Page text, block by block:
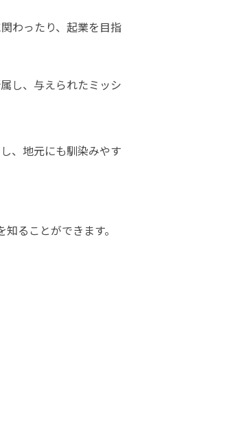
わったり、起業を目指
し、与えられたミッシ
、地元にも馴染みやす
ることができます。